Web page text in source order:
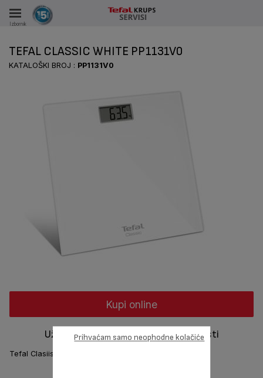
Izbornik
TEFAL CLASSIC WHITE PP1131V0
KATALOŠKI BROJ : PP1131V0
Kupi online
Uživajte u jednostavnosti i praktičnosti
Tefal Clasiisc: jednostavna i praktična osobna vaga
Prihvaćam samo neophodne kolačiće